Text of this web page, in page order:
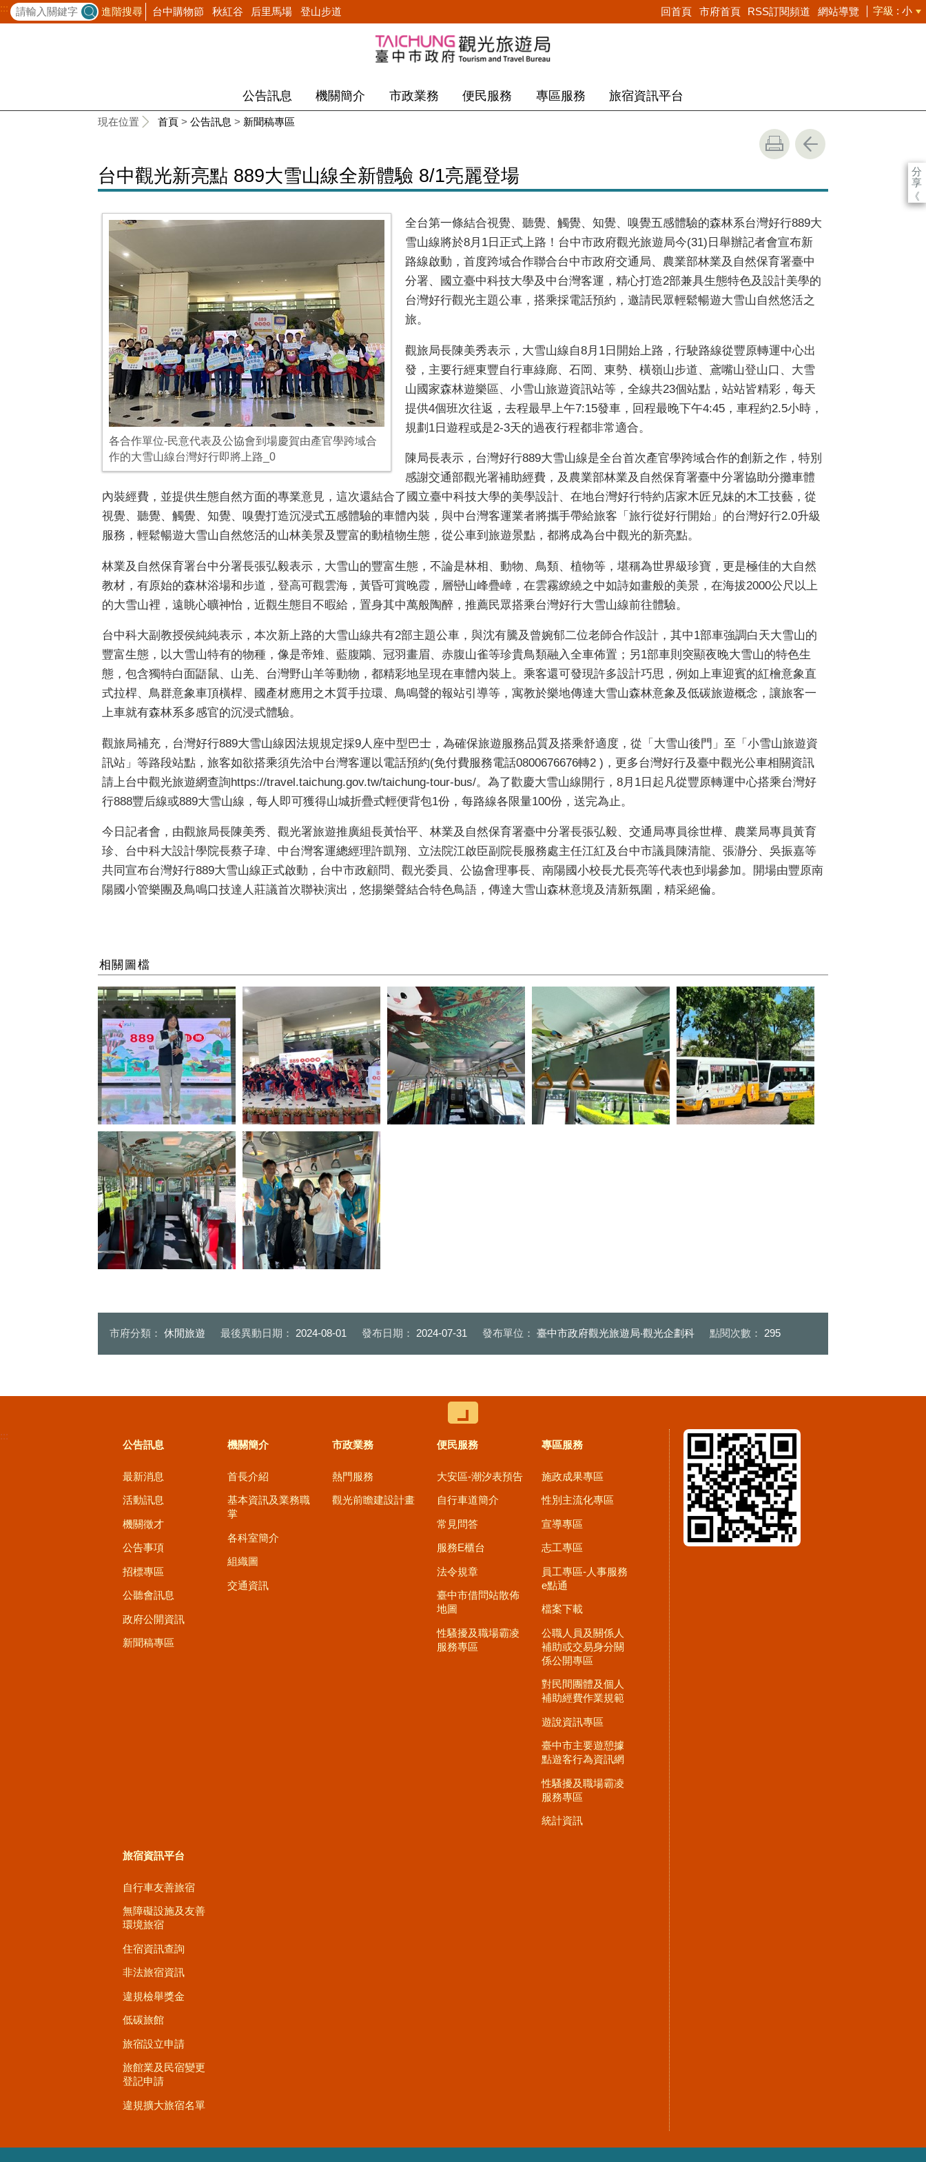
::: 進階搜尋 台中購物節 秋紅谷 后里馬場 登山步道 回首頁 市府首頁 RSS訂閱頻道 網站導覽 字級 小
公告訊息 機關簡介 市政業務 便民服務 專區服務 旅宿資訊平台
現在位置 首頁 > 公告訊息 > 新聞稿專區
分
享
《
台中觀光新亮點 889大雪山線全新體驗 8/1亮麗登場
各合作單位-民意代表及公協會到場慶賀由產官學跨域合
作的大雪山線台灣好行即將上路_0
全台第一條結合視覺、聽覺、觸覺、知覺、嗅覺五感體驗的森林系台灣好行889大
雪山線將於8月1日正式上路！台中市政府觀光旅遊局今(31)日舉辦記者會宣布新
路線啟動，首度跨域合作聯合台中市政府交通局、農業部林業及自然保育署臺中
分署、國立臺中科技大學及中台灣客運，精心打造2部兼具生態特色及設計美學的
台灣好行觀光主題公車，搭乘採電話預約，邀請民眾輕鬆暢遊大雪山自然悠活之
旅。
觀旅局長陳美秀表示，大雪山線自8月1日開始上路，行駛路線從豐原轉運中心出
發，主要行經東豐自行車綠廊、石岡、東勢、橫嶺山步道、鳶嘴山登山口、大雪
山國家森林遊樂區、小雪山旅遊資訊站等，全線共23個站點，站站皆精彩，每天
提供4個班次往返，去程最早上午7:15發車，回程最晚下午4:45，車程約2.5小時，
規劃1日遊程或是2-3天的過夜行程都非常適合。
陳局長表示，台灣好行889大雪山線是全台首次產官學跨域合作的創新之作，特別
感謝交通部觀光署補助經費，及農業部林業及自然保育署臺中分署協助分攤車體
內裝經費，並提供生態自然方面的專業意見，這次還結合了國立臺中科技大學的美學設計、在地台灣好行特約店家木匠兄妹的木工技藝，從
視覺、聽覺、觸覺、知覺、嗅覺打造沉浸式五感體驗的車體內裝，與中台灣客運業者將攜手帶給旅客「旅行從好行開始」的台灣好行2.0升級
服務，輕鬆暢遊大雪山自然悠活的山林美景及豐富的動植物生態，從公車到旅遊景點，都將成為台中觀光的新亮點。
林業及自然保育署台中分署長張弘毅表示，大雪山的豐富生態，不論是林相、動物、鳥類、植物等，堪稱為世界級珍寶，更是極佳的大自然
教材，有原始的森林浴場和步道，登高可觀雲海，黃昏可賞晚霞，層巒山峰疊嶂，在雲霧繚繞之中如詩如畫般的美景，在海拔2000公尺以上
的大雪山裡，遠眺心曠神怡，近觀生態目不暇給，置身其中萬般陶醉，推薦民眾搭乘台灣好行大雪山線前往體驗。
台中科大副教授侯純純表示，本次新上路的大雪山線共有2部主題公車，與沈有騰及曾婉郁二位老師合作設計，其中1部車強調白天大雪山的
豐富生態，以大雪山特有的物種，像是帝雉、藍腹鷴、冠羽畫眉、赤腹山雀等珍貴鳥類融入全車佈置；另1部車則突顯夜晚大雪山的特色生
態，包含獨特白面鼯鼠、山羌、台灣野山羊等動物，都精彩地呈現在車體內裝上。乘客還可發現許多設計巧思，例如上車迎賓的紅檜意象直
式拉桿、鳥群意象車頂橫桿、國產材應用之木質手拉環、鳥鳴聲的報站引導等，寓教於樂地傳達大雪山森林意象及低碳旅遊概念，讓旅客一
上車就有森林系多感官的沉浸式體驗。
觀旅局補充，台灣好行889大雪山線因法規規定採9人座中型巴士，為確保旅遊服務品質及搭乘舒適度，從「大雪山後門」至「小雪山旅遊資
訊站」等路段站點，旅客如欲搭乘須先洽中台灣客運以電話預約(免付費服務電話0800676676轉2 )，更多台灣好行及臺中觀光公車相關資訊
請上台中觀光旅遊網查詢https://travel.taichung.gov.tw/taichung-tour-bus/。為了歡慶大雪山線開行，8月1日起凡從豐原轉運中心搭乘台灣好
行888豐后線或889大雪山線，每人即可獲得山城折疊式輕便背包1份，每路線各限量100份，送完為止。
今日記者會，由觀旅局長陳美秀、觀光署旅遊推廣組長黃怡平、林業及自然保育署臺中分署長張弘毅、交通局專員徐世樺、農業局專員黃育
珍、台中科大設計學院長蔡子瑋、中台灣客運總經理許凱翔、立法院江啟臣副院長服務處主任江紅及台中市議員陳清龍、張瀞分、吳振嘉等
共同宣布台灣好行889大雪山線正式啟動，台中市政顧問、觀光委員、公協會理事長、南陽國小校長尤長亮等代表也到場參加。開場由豐原南
陽國小管樂團及鳥鳴口技達人莊議首次聯袂演出，悠揚樂聲結合特色鳥語，傳達大雪山森林意境及清新氛圍，精采絕倫。
相關圖檔
臺中觀旅局陳美秀局長致詞
南陽國小管樂團與口技達人莊議
連袂表演大雪山森林意境
市府分類： 休閒旅遊 最後異動日期： 2024-08-01 發布日期： 2024-07-31 發布單位： 臺中市政府觀光旅遊局‧觀光企劃科 點閱次數： 295
:::
公告訊息
最新消息
活動訊息
機關徵才
公告事項
招標專區
公聽會訊息
政府公開資訊
新聞稿專區
機關簡介
首長介紹
基本資訊及業務職
掌
各科室簡介
組織圖
交通資訊
市政業務
熱門服務
觀光前瞻建設計畫
便民服務
大安區-潮汐表預告
自行車道簡介
常見問答
服務E櫃台
法令規章
臺中市借問站散佈
地圖
性騷擾及職場霸凌
服務專區
專區服務
施政成果專區
性別主流化專區
宣導專區
志工專區
員工專區-人事服務
e點通
檔案下載
公職人員及關係人
補助或交易身分關
係公開專區
對民間團體及個人
補助經費作業規範
遊說資訊專區
臺中市主要遊憩據
點遊客行為資訊網
性騷擾及職場霸凌
服務專區
統計資訊
旅宿資訊平台
自行車友善旅宿
無障礙設施及友善
環境旅宿
住宿資訊查詢
非法旅宿資訊
違規檢舉獎金
低碳旅館
旅宿設立申請
旅館業及民宿變更
登記申請
違規擴大旅宿名單